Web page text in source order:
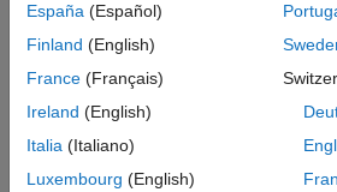
addPreRequisiteConstraintID( ID_1)
constraint IDID_1
that the Model
example
Input Arguments
España (Español)
Finland (English)
France (Français)
Ireland (English)
Italia (Italiano)
Luxembourg (English)